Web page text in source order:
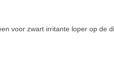
voor zwart irritante loper op de